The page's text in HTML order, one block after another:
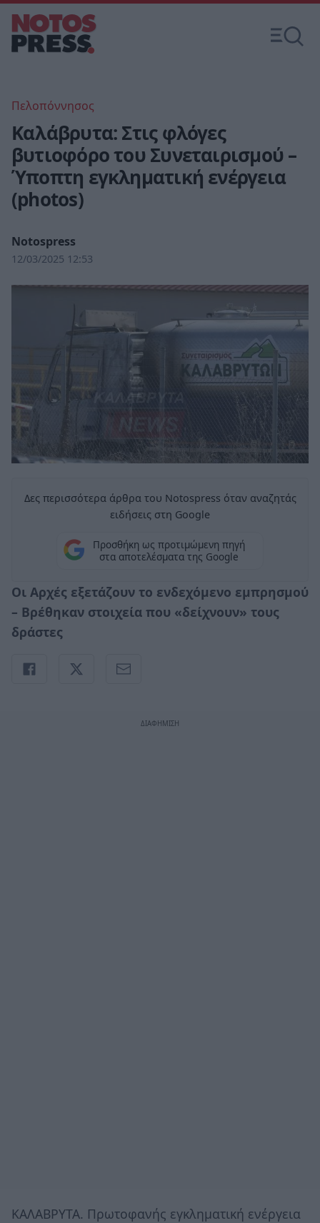
Πελοπόννησος
Καλάβρυτα: Στις φλόγες
βυτιοφόρο του Συνεταιρισμού –
Ύποπτη εγκληματική ενέργεια
(photos)
Notospress
12/03/2025 12:53
Δες περισσότερα άρθρα του Notospress όταν αναζητάς
ειδήσεις στη Google
Προσθήκη ως προτιμώμενη πηγή
στα αποτελέσματα της Google
Οι Αρχές εξετάζουν το ενδεχόμενο εμπρησμού
– Βρέθηκαν στοιχεία που «δείχνουν» τους
δράστες
ΚΑΛΑΒΡΥΤΑ. Πρωτοφανής εγκληματική ενέργεια